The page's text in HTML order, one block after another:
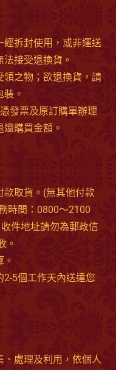
經拆封使用，或非運送
接受退換貨。
領之物；欲退換貨，請
。
發票及原訂購單辦理
購買金額。
取貨。(無其他付款
時間：0800～2100
件地址請勿為郵政信
。
5個工作天內送達您
、處理及利用，依個人